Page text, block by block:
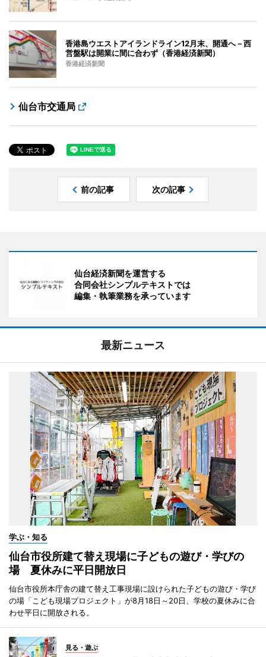
香港島ウエストアイランドライン12月末、開通へ－西
営盤駅は開業に間に合わず（香港経済新聞）
香港経済新聞
仙台市交通局
前の記事 次の記事
仙台経済新聞を運営する
合同会社シンプルテキストでは
編集・執筆業務を承っています
最新ニュース
学ぶ・知る
仙台市役所建て替え現場に子どもの遊び・学びの
場 夏休みに平日開放日
仙台市役所本庁舎の建て替え工事現場に設けられた子どもの遊び・学び
の場「こども現場プロジェクト」が8月18日～20日、学校の夏休みに合
わせ平日に開放される。
見る・遊ぶ